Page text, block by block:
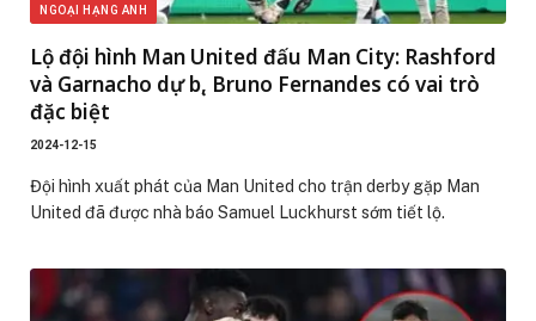
NGOẠI HẠNG ANH
Lộ đội hình Man United đấu Man City: Rashford
và Garnacho dự bị, Bruno Fernandes có vai trò
đặc biệt
2024-12-15
Đội hình xuất phát của Man United cho trận derby gặp Man
United đã được nhà báo Samuel Luckhurst sớm tiết lộ.